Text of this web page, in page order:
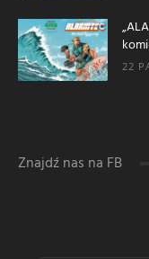
22
Znajdź nas na FB